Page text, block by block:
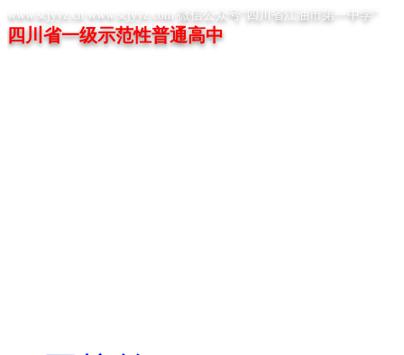
www.scjyyz.cn www.scjyyz.com 微信公众号“四川省江油市第一中学”
四川省一级示范性普通高中